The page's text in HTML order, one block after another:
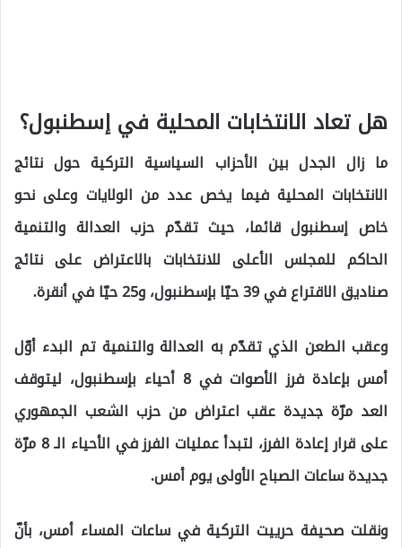
هل تعاد الانتخابات المحلية في إسطنبول؟
ما زال الجدل بين الأحزاب السياسية التركية حول نتائج
الانتخابات المحلية فيما يخص عدد من الولايات وعلى نحو
خاص إسطنبول قائما، حيث تقدّم حزب العدالة والتنمية
الحاكم للمجلس الأعلى للانتخابات بالاعتراض على نتائج
صناديق الاقتراع في 39 حيّا بإسطنبول، و25 حيّا في أنقرة.
وعقب الطعن الذي تقدّم به العدالة والتنمية تم البدء أوّل
أمس بإعادة فرز الأصوات في 8 أحياء بإسطنبول، ليتوقف
العد مرّة جديدة عقب اعتراض من حزب الشعب الجمهوري
على قرار إعادة الفرز، لتبدأ عمليات الفرز في الأحياء الـ 8 مرّة
جديدة ساعات الصباح الأولى يوم أمس.
ونقلت صحيفة حرييت التركية في ساعات المساء أمس، بأنّ